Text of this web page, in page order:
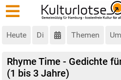
Heute Di Themen
Rhyme Time - Gedichte
(1 bis 3 Jahre)